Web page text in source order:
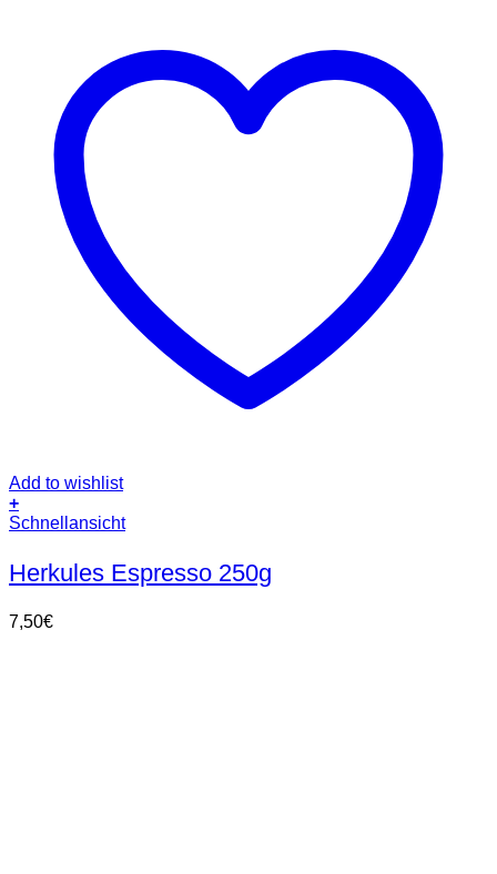
Add to wishlist
+
Schnellansicht
Herkules Espresso 250g
7,50€